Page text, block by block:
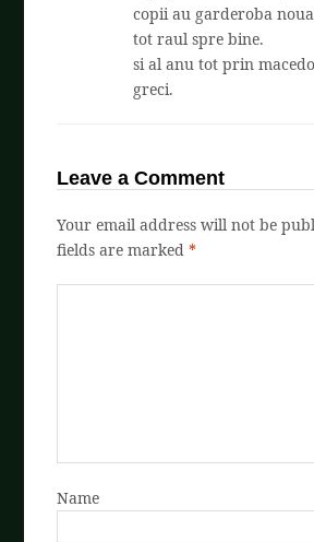
copii au garderoba
tot raul spre bine.
si al anu tot prin
greci.
Leave a Comment
Your email address will not be
fields are marked*
Name